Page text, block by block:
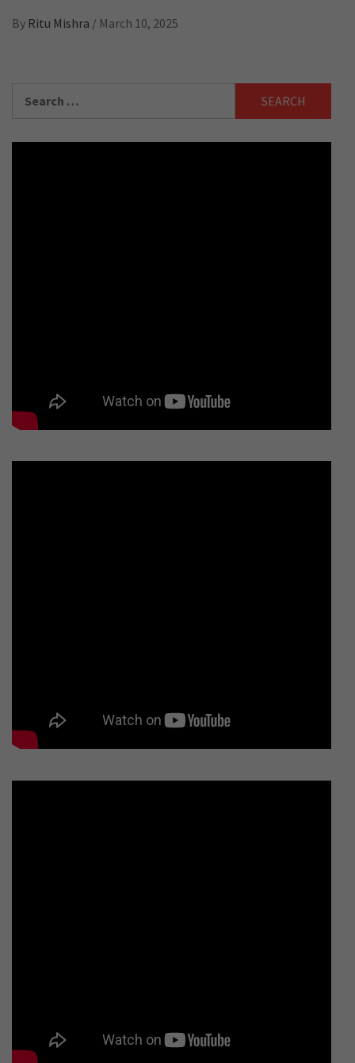
By Ritu Mishra / March 10, 2025
for: